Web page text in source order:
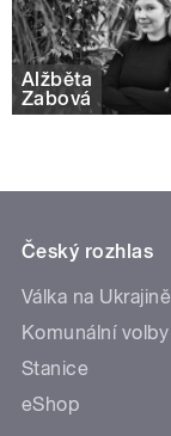
Alžběta
Žabová
Český rozhlas
Válka na Ukrajině
Komunální volby
Stanice
eShop